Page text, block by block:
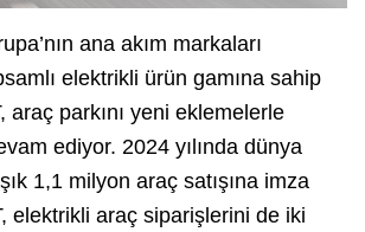
ana akım markaları
elektrikli ürün gamına sahip
araç parkını yeni eklemelerle
ediyor. 2024 yılında dünya
1,1 milyon araç satışına imza
elektrikli araç siparişlerini de iki